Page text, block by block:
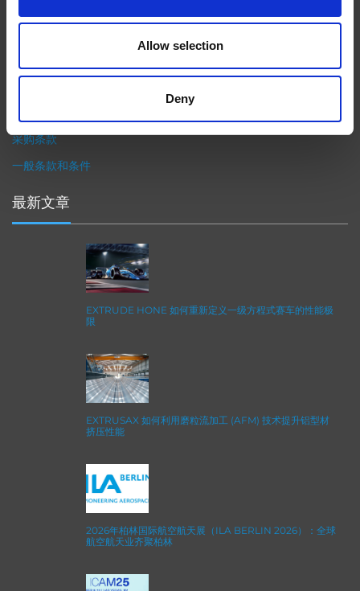
Allow selection
Deny
工解决方案系列可以触及您看不到的零件表面，并且对其进行成型
采购条款
一般条款和条件
最新文章
EXTRUDE HONE 如何重新定义一级方程式赛车的性能极
限
EXTRUSAX 如何利用磨粒流加工 (AFM) 技术提升铝型材
挤压性能
2026年柏林国际航空航天展（ILA BERLIN 2026）：全球
航空航天业齐聚柏林